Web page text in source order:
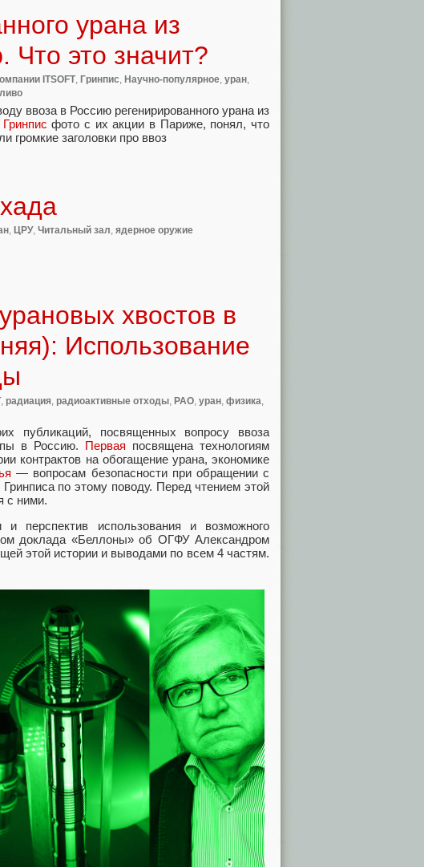
урана из
Что это значит?
ITSOFT, Гринпис, Научно-популярное, уран,
ввоза в Россию регенирированного урана из
фото с их акции в Париже, понял, что
громкие заголовки про ввоз
ЦРУ, Читальный зал ядерное оружие
хвостов в
Использование
, радиация радиоактивные отходы РАО уран физика
публикаций, посвященных вопросу ввоза
в Россию. Первая посвящена технологиям
контрактов на обогащение урана, экономике
— вопросам безопасности при обращении с
по этому поводу. Перед чтением этой
с ними.
перспектив использования и возможного
доклада «Беллоны» об ОГФУ Александром
этой истории и выводами по всем 4 частям.